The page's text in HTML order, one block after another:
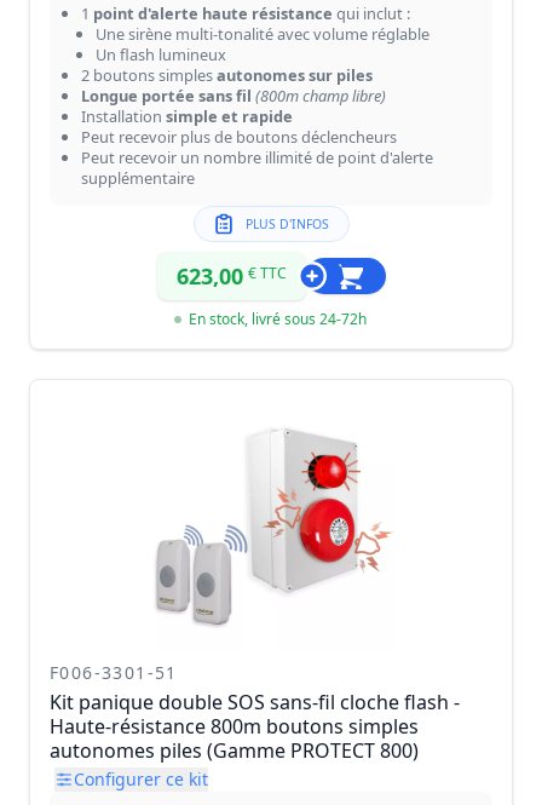
1 point d'alerte haute résistance qui inclut :
Une sirène multi-tonalité avec volume réglable
Un flash lumineux
2 boutons simplesautonomes sur piles
Longue portée sans fil (800m champ libre)
Installation simple et rapide
Peut recevoir plus de boutons déclencheurs
Peut recevoir un nombre illimité de point d'alerte
supplémentaire
PLUS D'INFOS
623,00 € TTC
En stock, livré sous 24-72h
F006-3301-51
Kit panique double SOS sans-fil cloche flash -
Haute-résistance 800m boutons simples
autonomes piles (Gamme PROTECT 800)
Configurer ce kit